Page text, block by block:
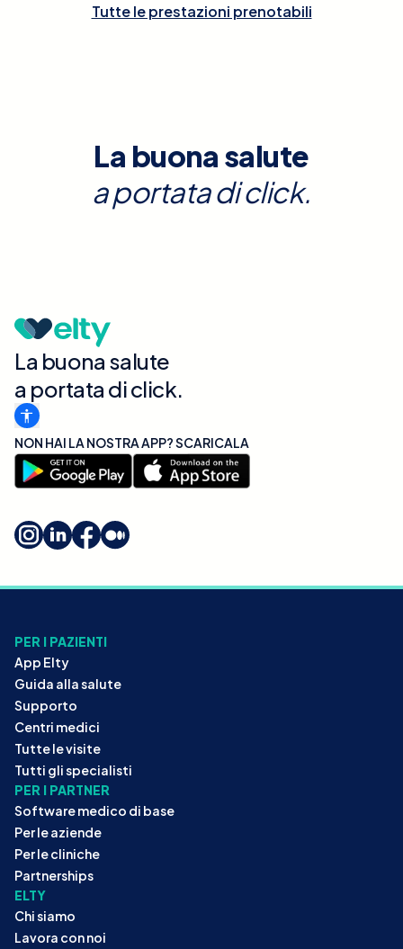
Tutte le prestazioni prenotabili
La buona salute
a portata di click.
La buona salute
a portata di click.
NON HAI LA NOSTRA APP? SCARICALA
PER I PAZIENTI
App Elty
Guida alla salute
Supporto
Centri medici
Tutte le visite
Tutti gli specialisti
PER I PARTNER
Software medico di base
Per le aziende
Per le cliniche
Partnerships
ELTY
Chi siamo
Lavora con noi